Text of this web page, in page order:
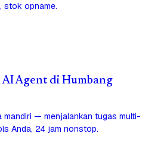
stok opname.
AI Agent di Humbang
mandiri — menjalankan tugas multi-
Anda, 24 jam nonstop.